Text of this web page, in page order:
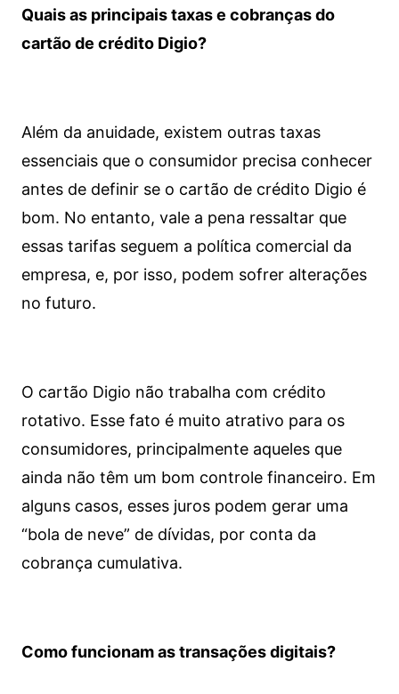
Quais as principais taxas e cobranças do
cartão de crédito Digio?
Além da anuidade, existem outras taxas
essenciais que o consumidor precisa conhecer
antes de definir se o cartão de crédito Digio é
bom. No entanto, vale a pena ressaltar que
essas tarifas seguem a política comercial da
empresa, e, por isso, podem sofrer alterações
no futuro.
O cartão Digio não trabalha com crédito
rotativo. Esse fato é muito atrativo para os
consumidores, principalmente aqueles que
ainda não têm um bom controle financeiro. Em
alguns casos, esses juros podem gerar uma
“bola de neve” de dívidas, por conta da
cobrança cumulativa.
Como funcionam as transações digitais?